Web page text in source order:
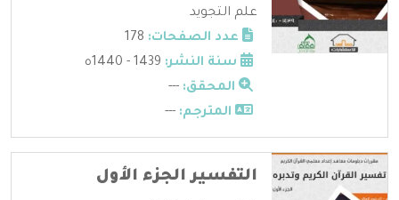
علم التجويد
عدد الصفحات:
سنة النشر:
المحقق: ---
المترجم: ---
التفسير الجزء الأول